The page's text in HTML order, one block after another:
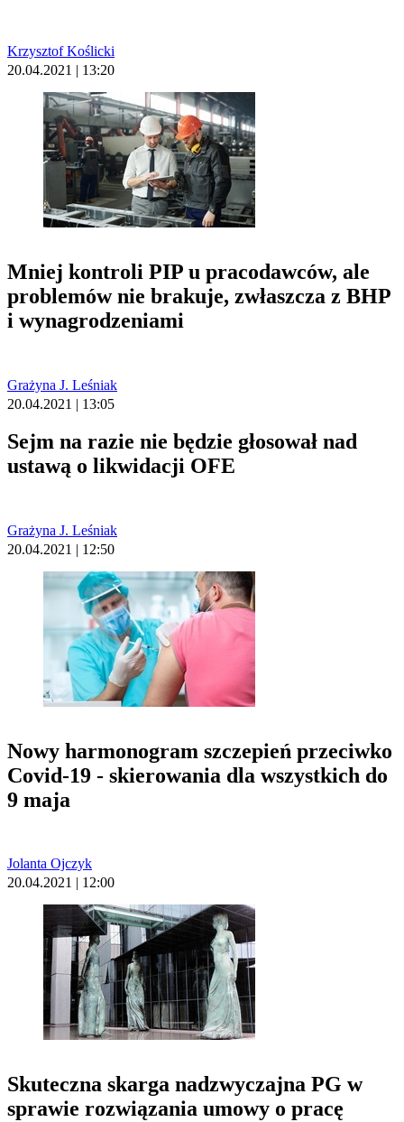
Krzysztof Koślicki
20.04.2021 | 13:20
Mniej kontroli PIP u pracodawców, ale
problemów nie brakuje, zwłaszcza z BHP
i wynagrodzeniami
Grażyna J. Leśniak
20.04.2021 | 13:05
Sejm na razie nie będzie głosował nad
ustawą o likwidacji OFE
Grażyna J. Leśniak
20.04.2021 | 12:50
Nowy harmonogram szczepień przeciwko
Covid-19 - skierowania dla wszystkich do
9 maja
Jolanta Ojczyk
20.04.2021 | 12:00
Skuteczna skarga nadzwyczajna PG w
sprawie rozwiązania umowy o pracę